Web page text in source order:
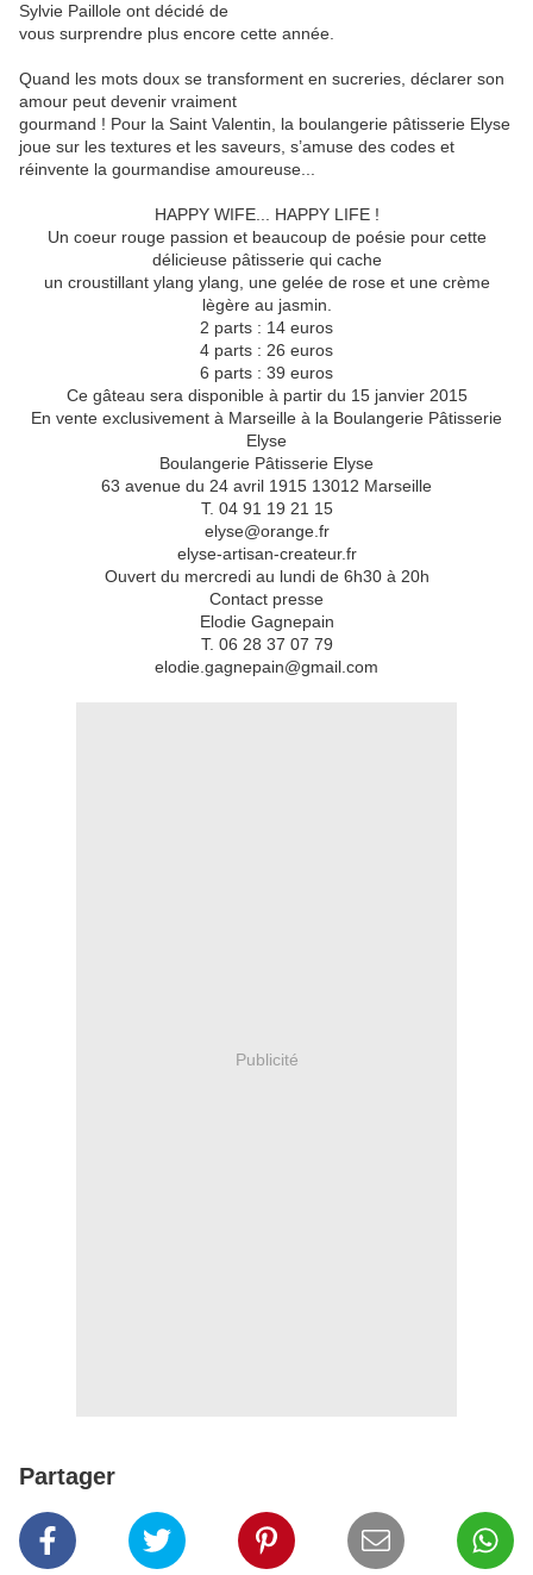
Sylvie Paillole ont décidé de
vous surprendre plus encore cette année.
Quand les mots doux se transforment en sucreries, déclarer son
amour peut devenir vraiment
gourmand ! Pour la Saint Valentin, la boulangerie pâtisserie Elyse
joue sur les textures et les saveurs, s’amuse des codes et
réinvente la gourmandise amoureuse...
HAPPY WIFE... HAPPY LIFE !
Un coeur rouge passion et beaucoup de poésie pour cette
délicieuse pâtisserie qui cache
un croustillant ylang ylang, une gelée de rose et une crème
lègère au jasmin.
2 parts : 14 euros
4 parts : 26 euros
6 parts : 39 euros
Ce gâteau sera disponible à partir du 15 janvier 2015
En vente exclusivement à Marseille à la Boulangerie Pâtisserie
Elyse
Boulangerie Pâtisserie Elyse
63 avenue du 24 avril 1915 13012 Marseille
T. 04 91 19 21 15
elyse@orange.fr
elyse-artisan-createur.fr
Ouvert du mercredi au lundi de 6h30 à 20h
Contact presse
Elodie Gagnepain
T. 06 28 37 07 79
elodie.gagnepain@gmail.com
Publicité
Partager